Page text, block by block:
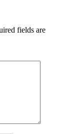
fields are